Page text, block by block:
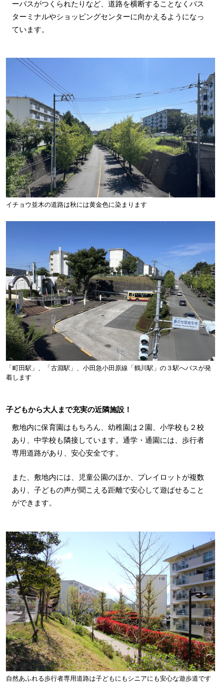
ーパスがつくられたりなど、道路を横断することなくバス
ターミナルやショッピングセンターに向かえるようになっ
ています。
イチョウ並木の道路は秋には黄金色に染まります
「町田駅」、「古淵駅」、小田急小田原線「鶴川駅」の３駅へバスが発
着します
子どもから大人まで充実の近隣施設！
敷地内に保育園はもちろん、幼稚園は２園、小学校も２校
あり、中学校も隣接しています。通学・通園には、歩行者
専用道路があり、安心安全です。
また、敷地内には、児童公園のほか、プレイロットが複数
あり、子どもの声が聞こえる距離で安心して遊ばせること
ができます。
自然あふれる歩行者専用道路は子どもにもシニアにも安心な遊歩道です